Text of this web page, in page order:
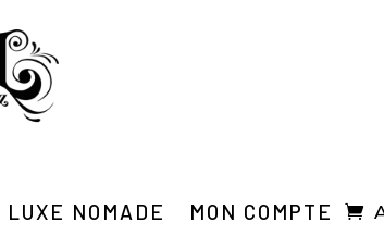
LUXE NOMADE MON COMPTE